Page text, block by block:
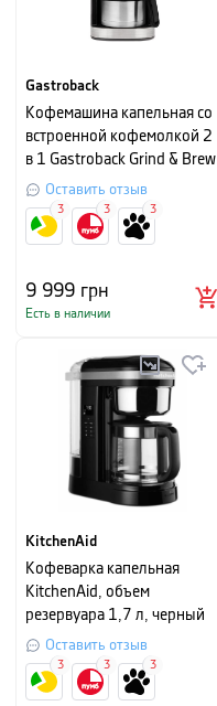
Gastroback
Кофемашина капельная со
встроенной кофемолкой 2
в 1 Gastroback Grind & Brew
Pro Thermo
Оставить отзыв
9 999 грн
Есть в наличии
3 3 3
KitchenAid
Кофеварка капельная
KitchenAid, объем
резервуара 1,7 л, черный
Оставить отзыв
3 3 3